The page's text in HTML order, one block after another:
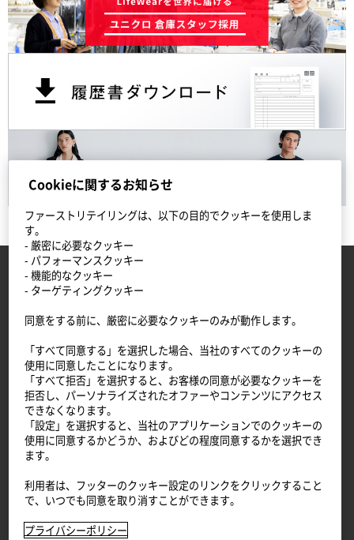
TOP 勤務時の服装
応募を検討中の方へ
仕事内容
スタッフ紹介
キャリアステップ
ユニクロとは
Cookieに関するお知らせ
ファーストリテイリングは、以下の目的でクッキーを使用しま
す。
- 厳密に必要なクッキー
- パフォーマンスクッキー
- 機能的なクッキー
- ターゲティングクッキー
同意をする前に、厳密に必要なクッキーのみが動作します。
「すべて同意する」を選択した場合、当社のすべてのクッキーの
使用に同意したことになります。
「すべて拒否」を選択すると、お客様の同意が必要なクッキーを
拒否し、パーソナライズされたオファーやコンテンツにアクセス
できなくなります。
「設定」を選択すると、当社のアプリケーションでのクッキーの
使用に同意するかどうか、およびどの程度同意するかを選択でき
ます。
利用者は、フッターのクッキー設定のリンクをクリックすること
で、いつでも同意を取り消すことができます。
プライバシーポリシー